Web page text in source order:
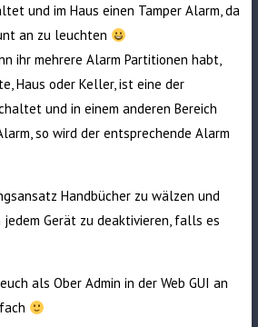
und im Haus einen Tamper Alarm, da
an zu leuchten
ihr mehrere Alarm Partitionen habt,
Haus oder Keller, ist eine der
und in einem anderen Bereich
so wird der entsprechende Alarm
Handbücher zu wälzen und
jedem Gerät zu deaktivieren, falls es
als Ober Admin in der Web GUI an